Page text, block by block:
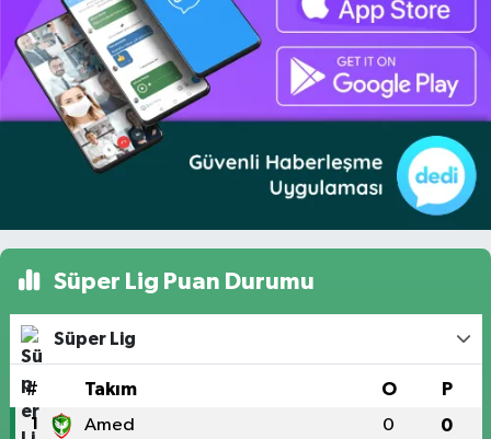
Süper Lig Puan Durumu
Süper Lig
# Takım O P
1 Amed 0 0